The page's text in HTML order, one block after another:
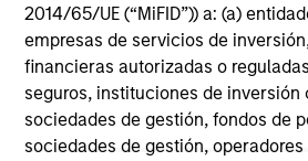
2014/65/UE (“MiFID”)) a: (a)
empresas de servicios de
financieras autorizadas o
seguros, instituciones de inversión
sociedades de gestión, fondos de
sociedades de gestión,
06-FEB-2024